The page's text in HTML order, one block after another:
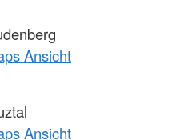
Ansicht
Ansicht